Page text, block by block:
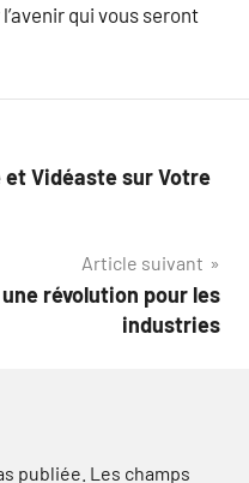
qui vous seront
et Vidéaste sur Votre
Article suivant
révolution pour les
industries
publiée. Les champs